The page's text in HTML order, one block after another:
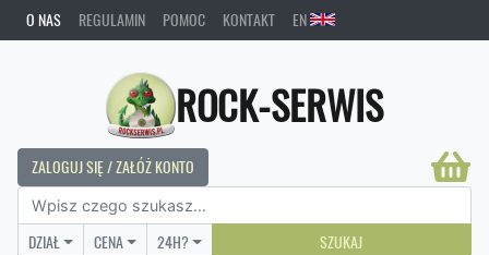
O NAS REGULAMIN POMOC KONTAKT EN
ROCK-SERWIS
ZALOGUJ SIĘ / ZAŁÓŻ KONTO
DZIAŁ CENA 24H? SZUKAJ